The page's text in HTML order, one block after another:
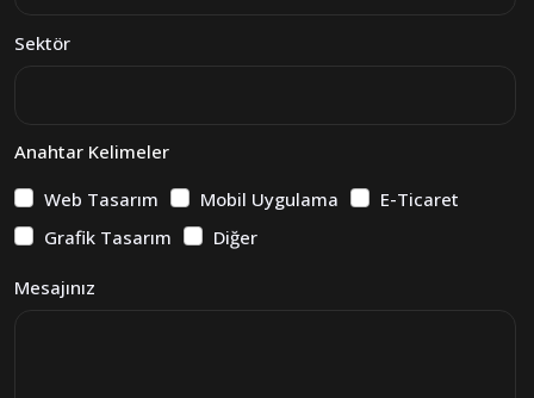
Sektör
Anahtar Kelimeler
Web Tasarım
Mobil Uygulama
E-Ticaret
Grafik Tasarım
Diğer
Mesajınız